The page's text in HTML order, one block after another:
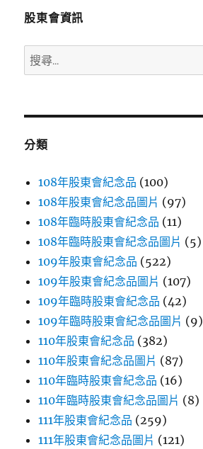
股東會資訊
搜
尋
鍵
分類
108年股東會紀念品 (100)
108年股東會紀念品圖片 (97)
108年臨時股東會紀念品 (11)
108年臨時股東會紀念品圖片 (5)
109年股東會紀念品 (522)
109年股東會紀念品圖片 (107)
109年臨時股東會紀念品 (42)
109年臨時股東會紀念品圖片 (9)
110年股東會紀念品 (382)
110年股東會紀念品圖片 (87)
110年臨時股東會紀念品 (16)
110年臨時股東會紀念品圖片 (8)
111年股東會紀念品 (259)
111年股東會紀念品圖片 (121)